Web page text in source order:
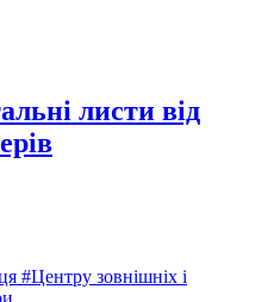
листи від
#Центру зовнішніх і